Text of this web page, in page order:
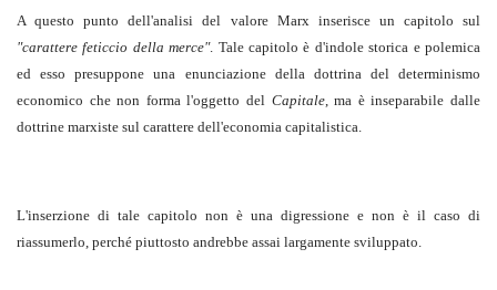
A questo punto dell'analisi del valore Marx inserisce un capitolo sul
"carattere feticcio della merce". Tale capitolo è d'indole storica e polemica
ed esso presuppone una enunciazione della dottrina del determinismo
economico che non forma l'oggetto del Capitale, ma è inseparabile dalle
dottrine marxiste sul carattere dell'economia capitalistica.
L'inserzione di tale capitolo non è una digressione e non è il caso di
riassumerlo, perché piuttosto andrebbe assai largamente sviluppato.